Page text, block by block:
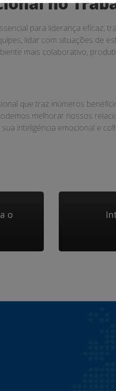
para liderança eficaz,
lidar com situações de
mais colaborativo,
que traz inúmeros
melhorar nossos
inteligência emocional e
o